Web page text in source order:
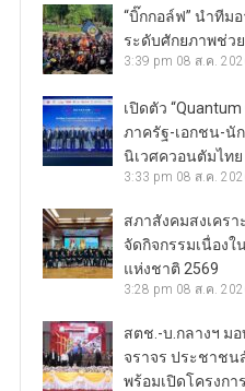
“บิ๊กกอล์ฟ” นำทีม
ระดับศักยภาพช่ว
3:39 pm 08 ส.ค.
เปิดตัว
ภาครัฐ-เอกชน-นั
นิเวศควอนตัมไทย
3:33 pm 08 ส.ค.
สภาสังคมสงเครา
จัดกิจกรรมเนื่อง
แห่งชาติ 2569
3:28 pm 08 ส.ค.
สตช.-บ.กลางฯ ม
จราจร ประชาชน
พร้อมเปิดโครงกา